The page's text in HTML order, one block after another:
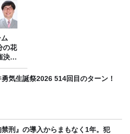
の花
決
勇気生誕祭2026 514回目のターン！
禁刑』の導入からまもなく1年。犯